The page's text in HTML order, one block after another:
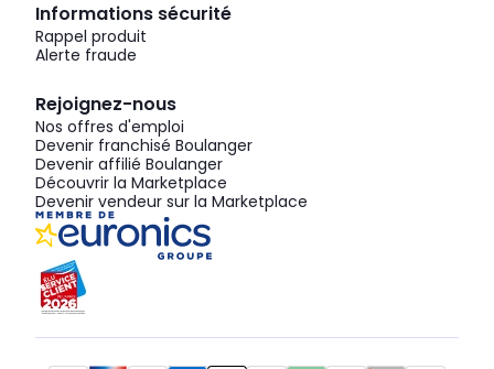
Informations sécurité
Rappel produit
Alerte fraude
Rejoignez-nous
Nos offres d'emploi
Devenir franchisé Boulanger
Devenir affilié Boulanger
Découvrir la Marketplace
Devenir vendeur sur la Marketplace